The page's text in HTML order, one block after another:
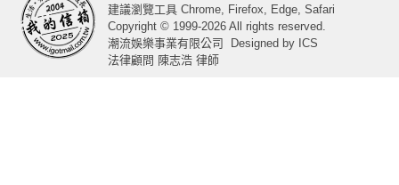
建議瀏覽工具 Chrome, Firefox, Edge, Safari
Copyright © 1999-2026 All rights reserved.
潮流娛樂事業有限公司
Designed by ICS
法律顧問 陳志浩 律師